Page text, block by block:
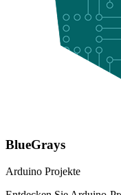
BlueGrays
Arduino Projekte